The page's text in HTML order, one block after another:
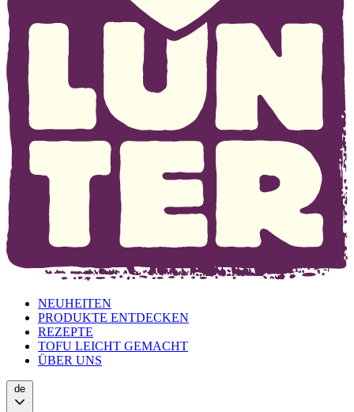
NEUHEITEN
PRODUKTE ENTDECKEN
REZEPTE
TOFU LEICHT GEMACHT
ÜBER UNS
de